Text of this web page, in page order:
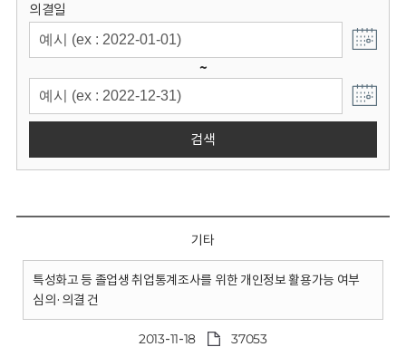
의결일
~
검색
기타
특성화고 등 졸업생 취업통계조사를 위한 개인정보 활용가능 여부
심의·의결 건
2013-11-18 37053